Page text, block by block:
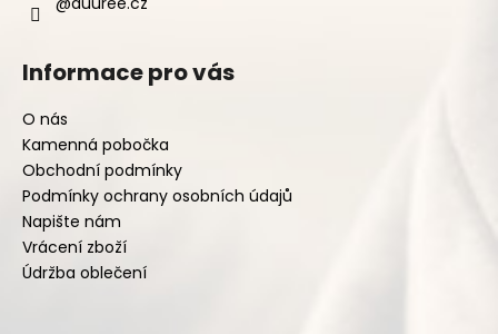
Informace pro vás
O nás
Kamenná pobočka
Obchodní podmínky
Podmínky ochrany osobních údajů
Napište nám
Vrácení zboží
Údržba oblečení